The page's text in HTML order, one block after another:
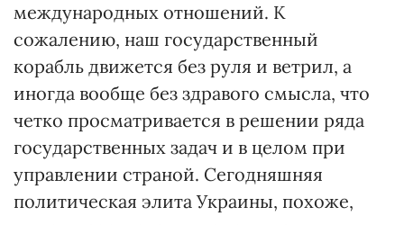
международных отношений. К
сожалению, наш государственный
корабль движется без руля и ветрил, а
иногда вообще без здравого смысла, что
четко просматривается в решении ряда
государственных задач и в целом при
управлении страной. Сегодняшняя
политическая элита Украины, похоже,